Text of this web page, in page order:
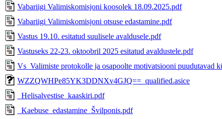
Vabariigi Valimiskomisjoni koosolek 18.09.2025.pdf
Vabariigi Valimiskomisjoni otsuse edastamine.pdf
Vastus 19.10. esitatud suulisele avaldusele.pdf
Vastuseks 22-23. oktoobril 2025 esitatud avaldustele.pdf
Vs_Valimiste protokolle ja osapoolte motivatsiooni puudutavad
WZZQWHPe85YK3DDNXv4GJQ==_qualified.asice
_Helisalvestise_kaaskiri.pdf
_Kaebuse_edastamine_Švilponis.pdf